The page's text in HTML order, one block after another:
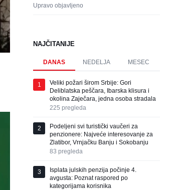
Upravo objavljeno
NAJČITANIJE
DANAS NEDELJA MESEC
1
Veliki požari širom Srbije: Gori
Deliblatska peščara, Ibarska klisura i
okolina Zaječara, jedna osoba stradala
225 pregleda
2
Podeljeni svi turistički vaučeri za
penzionere: Najveće interesovanje za
Zlatibor, Vrnjačku Banju i Sokobanju
83 pregleda
3
Isplata julskih penzija počinje 4.
avgusta: Poznat raspored po
kategorijama korisnika